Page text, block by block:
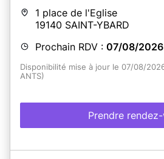
1 place de l'Eglise
19140 SAINT-YBARD
Prochain RDV : 07/08/
Disponibilité mise à jour le 07/08/
ANTS)
Prendre